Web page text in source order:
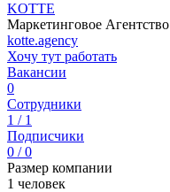
KOTTE
Маркетинговое Агентство
kotte.agency
Хочу тут работать
Вакансии
0
Сотрудники
1 / 1
Подписчики
0 / 0
Размер компании
1 человек